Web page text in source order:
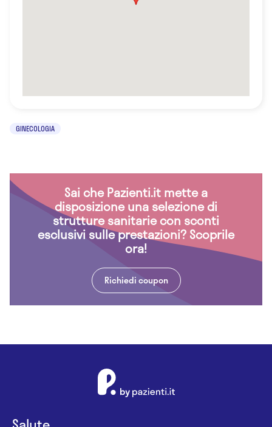
GINECOLOGIA
Sai che Pazienti.it mette a
disposizione una selezione di
strutture sanitarie con sconti
esclusivi sulle prestazioni? Scoprile
ora!
Richiedi coupon